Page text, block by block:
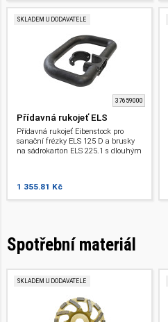
SKLADEM U DODAVATELE
37659000
Přídavná rukojeť ELS
Přídavná rukojeť Eibenstock pro
sanační frézky ELS 125 D a brusky
na sádrokarton ELS 225.1 s dlouhým
1 355.81 Kč
Spotřební materiál
SKLADEM U DODAVATELE